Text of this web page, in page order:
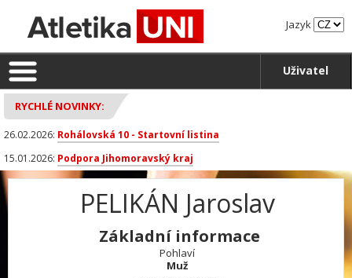
Jazyk
Uživatel
RYCHLÉ NOVINKY:
26.02.2026: Rohálovská 10 - Startovní listina
15.01.2026: Podpora Jihomoravský kraj
PELIKÁN Jaroslav
Základní informace
Pohlaví
Muž